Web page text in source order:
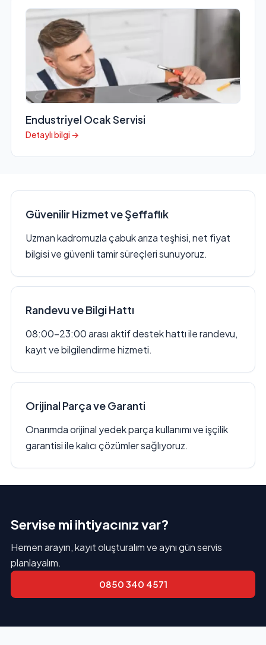
Endustriyel Ocak Servisi
Detaylı bilgi →
Güvenilir Hizmet ve Şeffaflık
Uzman kadromuzla çabuk arıza teşhisi, net fiyat
bilgisi ve güvenli tamir süreçleri sunuyoruz.
Randevu ve Bilgi Hattı
08:00–23:00 arası aktif destek hattı ile randevu,
kayıt ve bilgilendirme hizmeti.
Orijinal Parça ve Garanti
Onarımda orijinal yedek parça kullanımı ve işçilik
garantisi ile kalıcı çözümler sağlıyoruz.
Servise mi ihtiyacınız var?
Hemen arayın, kayıt oluşturalım ve aynı gün servis
planlayalım.
0850 340 4571